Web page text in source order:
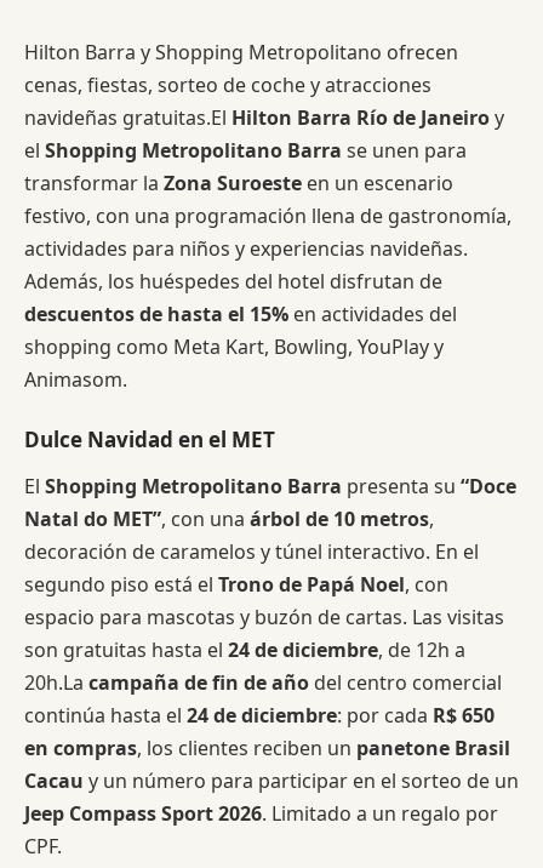
Hilton Barra y Shopping Metropolitano ofrecen
cenas, fiestas, sorteo de coche y atracciones
navideñas gratuitas.El Hilton Barra Río de Janeiroy
el Shopping Metropolitano Barra se unen para
transformar la Zona Suroeste en un escenario
festivo, con una programación llena de gastronomía,
actividades para niños y experiencias navideñas.
Además, los huéspedes del hotel disfrutan de
descuentos de hasta el 15% en actividades del
shopping como Meta Kart, Bowling, YouPlay y
Animasom.
Dulce Navidad en el MET
El Shopping Metropolitano Barra presenta su “Doce
Natal do MET”, con una árbol de 10 metros,
decoración de caramelos y túnel interactivo. En el
segundo piso está el Trono de Papá Noel, con
espacio para mascotas y buzón de cartas. Las visitas
son gratuitas hasta el 24 de diciembre, de 12h a
20h.La campaña de fin de año del centro comercial
continúa hasta el 24 de diciembre: por cada R$ 650
en compras, los clientes reciben un panetone Brasil
Cacau y un número para participar en el sorteo de un
Jeep Compass Sport 2026. Limitado a un regalo por
CPF.